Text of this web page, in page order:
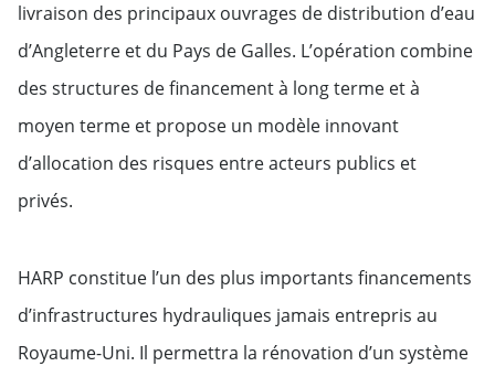
livraison des principaux ouvrages de distribution d’eau
d’Angleterre et du Pays de Galles. L’opération combine
des structures de financement à long terme et à
moyen terme et propose un modèle innovant
d’allocation des risques entre acteurs publics et
privés.
HARP constitue l’un des plus importants financements
d’infrastructures hydrauliques jamais entrepris au
Royaume-Uni. Il permettra la rénovation d’un système